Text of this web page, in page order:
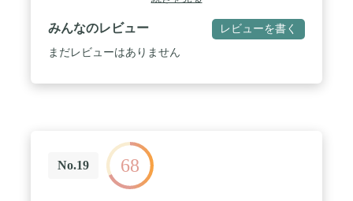
みんなのレビュー レビューを書く
まだレビューはありません
No.19 68